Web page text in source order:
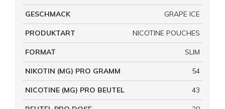
GESCHMACK GRAPE ICE
PRODUKTART NICOTINE POUCHES
FORMAT SLIM
NIKOTIN (MG) PRO GRAMM 54
NICOTINE (MG) PRO BEUTEL 43